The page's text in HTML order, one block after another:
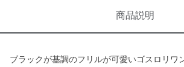
商品説明
ブラックが基調のフリルが可愛いゴスロリワ